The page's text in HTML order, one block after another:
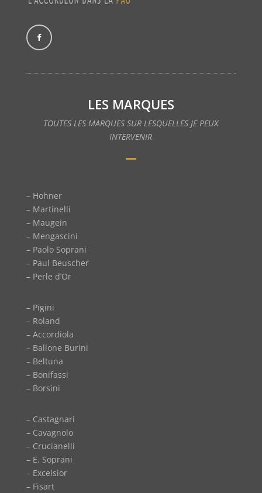
LES MARQUES
TOUTES LES MARQUES SUR LESQUELLES JE PEUX
INTERVENIR
– Hohner
– Martinelli
– Maugein
– Mengascini
– Paolo Soprani
– Paul Beuscher
– Perle d’Or
– Pigini
– Roland
– Accordiola
– Ballone Burini
– Beltuna
– Bonifassi
– Borsini
– Castagnari
– Cavagnolo
– Crucianelli
– E. Soprani
– Excelsior
– Fisart